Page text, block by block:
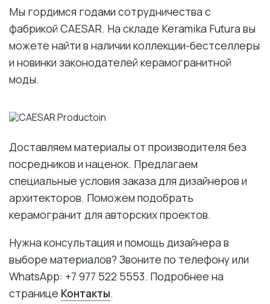
Мы гордимся годами сотрудничества с
фабрикой CAESAR. На складе Keramika Futura вы
можете найти в наличии коллекции-бестселлеры
и новинки законодателей керамогранитной
моды.
Доставляем материалы от производителя без
посредников и наценок. Предлагаем
специальные условия заказа для дизайнеров и
архитекторов. Поможем подобрать
керамогранит для авторских проектов.
Нужна консультация и помощь дизайнера в
выборе материалов? Звоните по телефону или
WhatsApp: +7 977 522 5553. Подробнее на
странице Контакты.